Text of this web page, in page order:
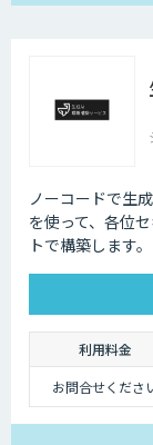
ノーコードで生
を使って、各位
トで構築します。
利用料金
お問合せくださ